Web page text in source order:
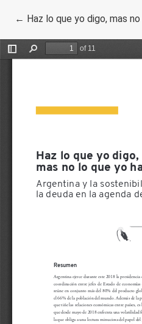
← Volver a los detalles del
Haz lo que yo digo, mas